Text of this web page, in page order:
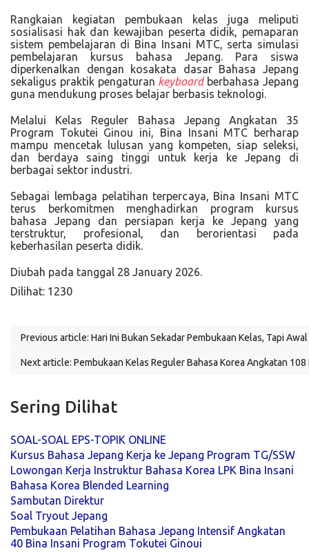
Rangkaian kegiatan pembukaan kelas juga meliputi
sosialisasi hak dan kewajiban peserta didik, pemaparan
sistem pembelajaran di Bina Insani MTC, serta simulasi
pembelajaran kursus bahasa Jepang. Para siswa
diperkenalkan dengan kosakata dasar Bahasa Jepang
sekaligus praktik pengaturan keyboardberbahasa Jepang
guna mendukung proses belajar berbasis teknologi.
Melalui Kelas Reguler Bahasa Jepang Angkatan 35
Program Tokutei Ginou ini, Bina Insani MTC berharap
mampu mencetak lulusan yang kompeten, siap seleksi,
dan berdaya saing tinggi untuk kerja ke Jepang di
berbagai sektor industri.
Sebagai lembaga pelatihan terpercaya, Bina Insani MTC
terus berkomitmen menghadirkan program kursus
bahasa Jepang dan persiapan kerja ke Jepang yang
terstruktur, profesional, dan berorientasi pada
keberhasilan peserta didik.
Diubah pada tanggal 28 January 2026.
Dilihat: 1230
Previous article: Hari Ini Bukan Sekadar Pembukaan Kelas, Tapi
Next article: Pembukaan Kelas Reguler Bahasa Korea Angkatan
Sering Dilihat
SOAL-SOAL EPS-TOPIK ONLINE
Kursus Bahasa Jepang Kerja ke Jepang Program TG/SSW
Lowongan Kerja Instruktur Bahasa Korea LPK Bina Insani
Bahasa Korea Blended Learning
Sambutan Direktur
Soal Tryout Jepang
Pembukaan Pelatihan Bahasa Jepang Intensif Angkatan
40 Bina Insani Program Tokutei Ginoui